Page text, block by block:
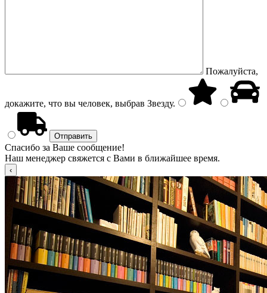
Пожалуйста,
докажите, что вы человек, выбрав Звезду.
Спасибо за Ваше сообщение!
Наш менеджер свяжется с Вами в ближайшее время.